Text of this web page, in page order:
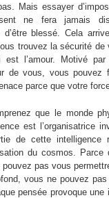
Mais essayer
ne fera jamais
d’être blessé. Cela
trouvez la sécurité de
est l’amour. Motivé
de vous, vous pouvez
parce que votre
que le monde
est
de cette intelligence
du cosmos.
pas vous
vous ne pouvez
pensée provoque une